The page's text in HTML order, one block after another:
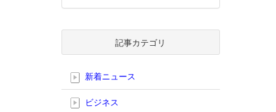
記事カテゴリ
新着ニュース
ビジネス